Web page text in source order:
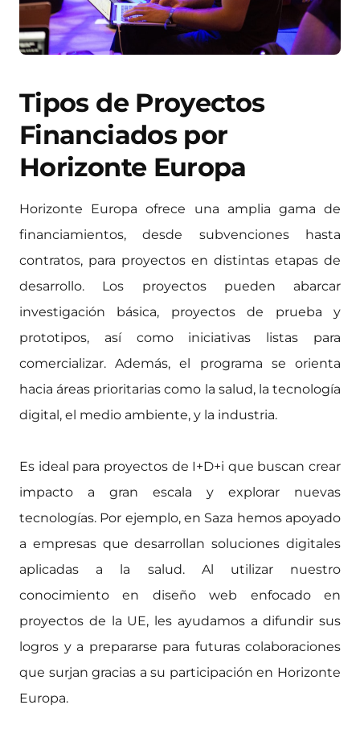
Tipos de Proyectos
Financiados por
Horizonte Europa
Horizonte Europa ofrece una amplia gama de
financiamientos, desde subvenciones hasta
contratos, para proyectos en distintas etapas de
desarrollo. Los proyectos pueden abarcar
investigación básica, proyectos de prueba y
prototipos, así como iniciativas listas para
comercializar. Además, el programa se orienta
hacia áreas prioritarias como la salud, la tecnología
digital, el medio ambiente, y la industria.
Es ideal para proyectos de I+D+i que buscan crear
impacto a gran escala y explorar nuevas
tecnologías. Por ejemplo, en Saza hemos apoyado
a empresas que desarrollan soluciones digitales
aplicadas a la salud. Al utilizar nuestro
conocimiento en diseño web enfocado en
proyectos de la UE, les ayudamos a difundir sus
logros y a prepararse para futuras colaboraciones
que surjan gracias a su participación en Horizonte
Europa.